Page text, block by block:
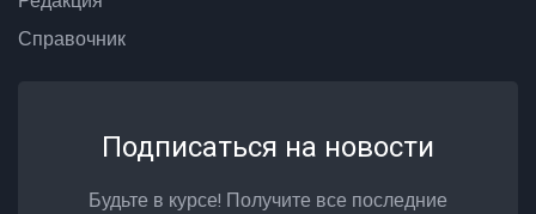
Справочник
Подписаться на новости
Будьте в курсе! Получите все последние